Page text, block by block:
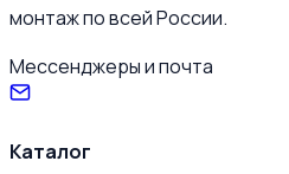
монтаж по всей России.
Мессенджеры и почта
Каталог